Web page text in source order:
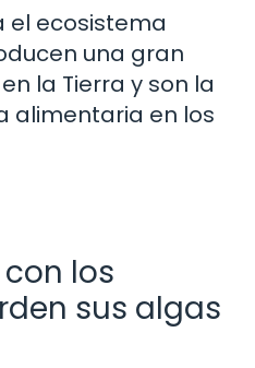
el ecosistema
una gran
la Tierra y son la
alimentaria en los
los
sus algas